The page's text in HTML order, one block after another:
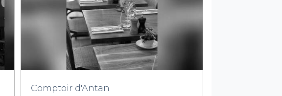
Comptoir d'Antan